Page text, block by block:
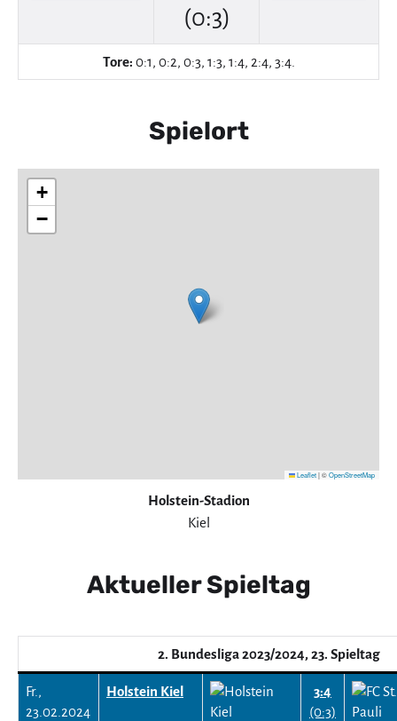
(0:3)
Tore: 0:1, 0:2, 0:3, 1:3, 1:4, 2:4, 3:4.
Spielort
+
−
Leaflet|©OpenStreetMap
Holstein-Stadion
Kiel
Aktueller Spieltag
2. Bundesliga 2023/2024, 23. Spieltag
Fr.,
23.02.2024
Holstein Kiel
3:4
(0:3)